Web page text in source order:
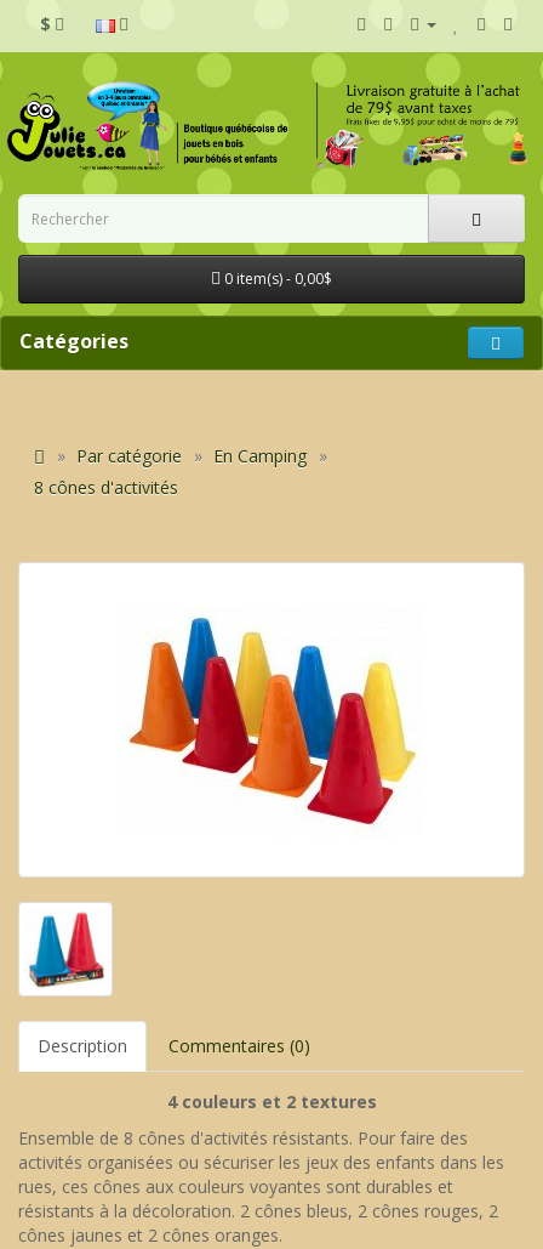
$
0 item(s) - 0,00$
Catégories
Par catégorie
En Camping
8 cônes d'activités
Description Commentaires (0)
4 couleurs et 2 textures
Ensemble de 8 cônes d'activités résistants. Pour faire des
activités organisées ou sécuriser les jeux des enfants dans les
rues, ces cônes aux couleurs voyantes sont durables et
résistants à la décoloration. 2 cônes bleus, 2 cônes rouges, 2
cônes jaunes et 2 cônes oranges.